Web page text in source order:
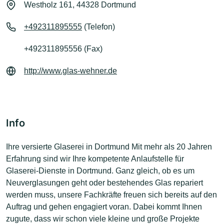
Westholz 161, 44328 Dortmund
+492311895555 (Telefon)
+492311895556 (Fax)
http://www.glas-wehner.de
Info
Ihre versierte Glaserei in Dortmund Mit mehr als 20 Jahren
Erfahrung sind wir Ihre kompetente Anlaufstelle für
Glaserei-Dienste in Dortmund. Ganz gleich, ob es um
Neuverglasungen geht oder bestehendes Glas repariert
werden muss, unsere Fachkräfte freuen sich bereits auf den
Auftrag und gehen engagiert voran. Dabei kommt Ihnen
zugute, dass wir schon viele kleine und große Projekte